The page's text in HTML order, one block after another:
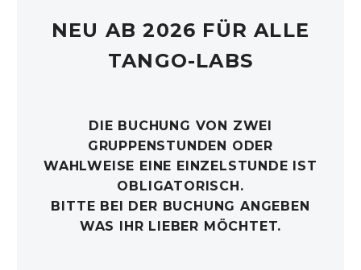
NEU AB 2026 FÜR ALLE
TANGO-LABS
DIE BUCHUNG VON ZWEI
GRUPPENSTUNDEN ODER
WAHLWEISE EINE EINZELSTUNDE IST
OBLIGATORISCH.
BITTE BEI DER BUCHUNG ANGEBEN
WAS IHR LIEBER MÖCHTET.